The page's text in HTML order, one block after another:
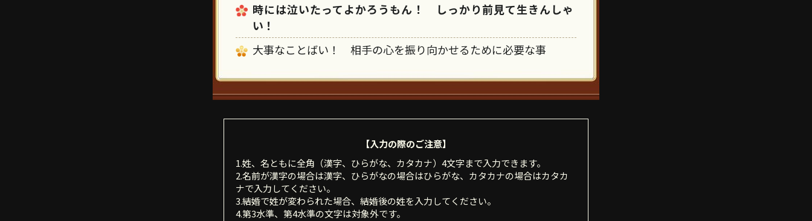
時には泣いたってよかろうもん！ しっかり前見て生きんしゃ
い！
大事なことばい！ 相手の心を振り向かせるために必要な事
【入力の際のご注意】
1.姓、名ともに全角（漢字、ひらがな、カタカナ）4文字まで入力できます。
2.名前が漢字の場合は漢字、ひらがなの場合はひらがな、カタカナの場合はカタカ
ナで入力してください。
3.結婚で姓が変わられた場合、結婚後の姓を入力してください。
4.第3水準、第4水準の文字は対象外です。